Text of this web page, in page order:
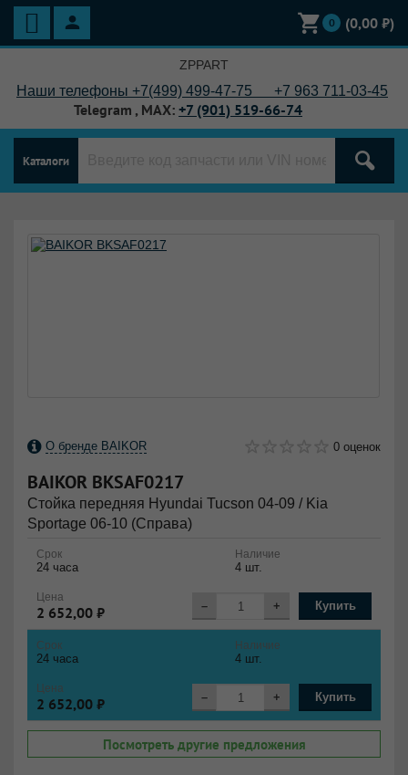
0 (0,00 ₽)
ZPPART
Наши телефоны +7(499) 499-47-75 +7 963 711-03-45
Telegram , MAX: +7 (901) 519-66-74
Каталоги
О бренде BAIKOR 0 оценок
BAIKOR BKSAF0217
Стойка передняя Hyundai Tucson 04-09 / Kia
Sportage 06-10 (Справа)
Срок
24 часа
Наличие
4 шт.
Цена
2 652,00 ₽ – + Купить
Срок
24 часа
Наличие
4 шт.
Цена
2 652,00 ₽ – + Купить
Посмотреть другие предложения